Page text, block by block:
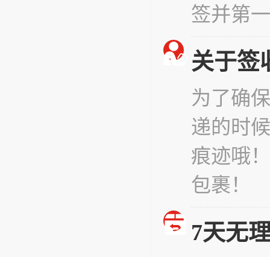
签并第
关于签
为了确
递的时
痕迹哦
包裹！
7天无